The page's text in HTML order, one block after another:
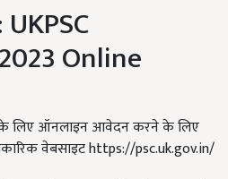
Online
के लिए ऑनलाइन आवेदन करने के लिए
वेबसाइट https://psc.uk.gov.in/